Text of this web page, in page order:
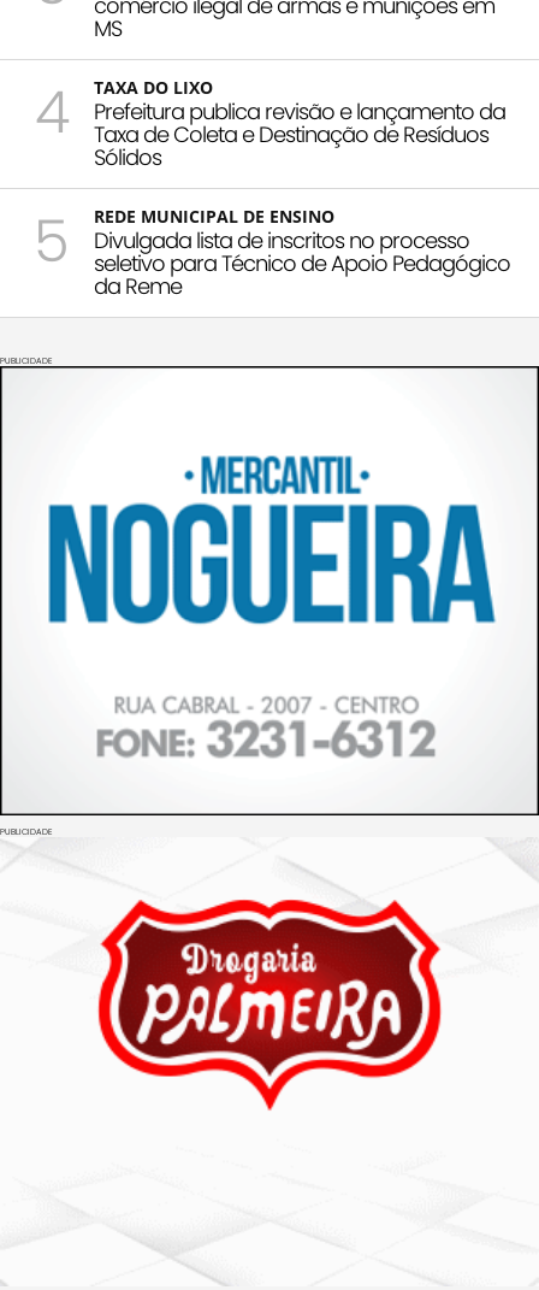
MS
4 TAXA DO LIXO
Prefeitura publica revisão e lançamento da
Taxa de Coleta e Destinação de Resíduos
Sólidos
5 REDE MUNICIPAL DE ENSINO
Divulgada lista de inscritos no processo
seletivo para Técnico de Apoio Pedagógico
da Reme
PUBLICIDADE
PUBLICIDADE